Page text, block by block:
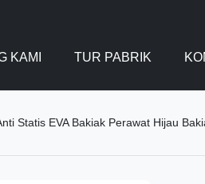
KAMI TUR PABRIK
Statis EVA Bakiak Perawat Hijau